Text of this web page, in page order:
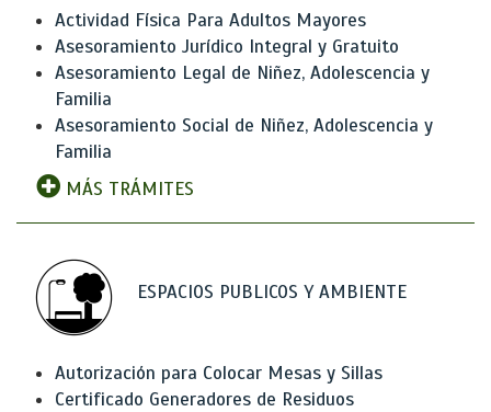
Actividad Física Para Adultos Mayores
Asesoramiento Jurídico Integral y Gratuito
Asesoramiento Legal de Niñez, Adolescencia y
Familia
Asesoramiento Social de Niñez, Adolescencia y
Familia
MÁS TRÁMITES
ESPACIOS PUBLICOS Y AMBIENTE
Autorización para Colocar Mesas y Sillas
Certificado Generadores de Residuos